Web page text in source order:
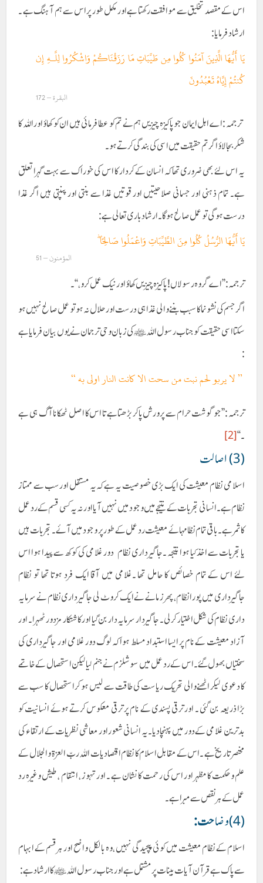
اس کے مقصد تخلیق سے موافقت رکھتا ہے اور مکمل طور پر اس سے ہم آہنگ ہے ۔
ارشاد فرمایا :
يَا أَيُّهَا الَّذِينَ آمَنُوا كُلُوا مِن طَيِّبَاتِ مَا رَزَقْنَاكُمْ وَاشْكُرُوا لِلَّـهِ إِن
كُنتُمْ إِيَّاهُ تَعْبُدُونَ
البقرة – 172
ترجمہ :اے اہل ایمان جو پاکیزہ چیزیں ہم نے تم کو عطا فرمائی ہیں ان کو کھاؤ اور اللہ کا
شکر بجالاؤ اگر تم حقیقت میں اسی کی بندگی کرتے ہو۔
یہ اس لئے بھی ضروری تھا کہ انسان کے کردار کا اس کی خوراک سے بہت گہرا تعلق
ہے۔ تمام ذہنی اور جسمانی صلاحیتیں اور قوتیں غذا سے بنتی اور پنپتی ہیں اگر غذا
درست ہوگی تو عمل صالح ہوگا ۔ارشاد باری تعالی ہے :
يَا أَيُّهَا الرُّسُلُ كُلُوا مِنَ الطَّيِّبَاتِ وَاعْمَلُوا صَالِحًا ۖ
المؤمنون – 51
ترجمہ :’’اےگروہ رسولاں ! پاکیزہ چیزیں کھاؤ اور نیک عمل کرو ، ‘‘۔
اگر جسم کی نشونما کا سبب بننے والی غذا ہی درست اور حلال نہ ہو تو عمل صالح نہیں ہو
سکتا اسی حقیقت کو جناب رسو ل اللہﷺکی زبان وحی ترجمان نے یوں بیان فرمایا ہے
:
’’ لا يربو لحم نبت من سحت الا کانت النار اولی به ‘‘
ترجمہ :’’جو گوشت حرام سے پرورش پاکر بڑھتا ہے تا اس کا اصل ٹھکانا آگ ہی ہے
۔‘‘[2]
(3) اصالت
اسلامی نظام معیشت کی ایک بڑی خصوصیت یہ ہے کہ یہ مستقل اور سب سے ممتاز
نظام ہے ۔ انسانی تجربات کے نتیجے میں وجود میں نہیں آیا اور نہ یہ کسی قسم کے رد عمل
کا ثمر ہے ۔باقی تمام نظامہائے معیشت ردعمل کے طور پر وجود میں آئے ۔ تجربات ہیں
یا تجربات سے اخذ کیا ہوا نتیجہ ۔جاگیر داری نظام دور غلامی کی کوکھ سے پیدا ہوا اس
لئے اس کے تمام خصائص کا حامل تھا ۔غلامی میں آقا ایک فرد ہوتا تھا تو نظام
جاگیرداری میں پورا نظام، پھر زمانے نے ایک کروٹ لی جاگیر داری نظام نے سرمایہ
داری نظام کی شکل اختیار کرلی ۔ جاگیر دار سرمایہ دار بن گیا اور کاشتکار مزدور ٹھہرا۔ اور
آزاد معیشت کے نام پر ایسا استبداد مسلط ہوا کہ لوگ دور غلامی اور جاگیرداری کی
سختیاں بھول گئے ۔ اس کے رد عمل میں سوشلزم نے جنم لیا لیکن استحصال کے خاتمے
کا دعوی لیکر اٹھنے والی تحریک ریاست کی طاقت سے لیس ہو کر استحصال کا سب سے
بڑا ذریعہ بن گئی ۔ اور ترقی پسندی کے نام پر ترقی معکوس کرتے ہوئے انسانیت کو
بدترین غلامی کے دور میں پہنچادیا۔ یہ انسانی شعور اور معاشی نظریات کے ارتقاء کی
مختصر تاریخ ہے ۔اس کے مقابل اسلام کا نظام اقتصادیات اللہ ربّ العزۃ والجلال کے
علم وحکمت کا مظہر اور اس کی رحمت کا نشان ہے ۔ اور تہوز ، انتقام ، طیش وغیرہ رد
عمل کے ہر نقص سے مبرا ہے ۔
(4)وضا حت :
اسلام کے نظام معیشت میں کوئی پیچیدگی نہیں ،وہ بالکل واضح اور ہر قسم کے ابہام
سے پاک ہے قرآن آیات بینات پر مشتمل ہے اور جناب رسول اللہﷺکا ارشاد ہے: